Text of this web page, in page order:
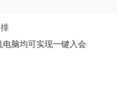
脑均可实现一键入会